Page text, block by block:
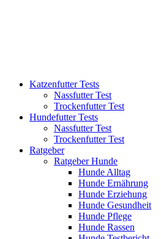
Katzenfutter Tests
Nassfutter Test
Trockenfutter Test
Hundefutter Tests
Nassfutter Test
Trockenfutter Test
Ratgeber
Ratgeber Hunde
Hunde Alltag
Hunde Ernährung
Hunde Erziehung
Hunde Gesundheit
Hunde Pflege
Hunde Rassen